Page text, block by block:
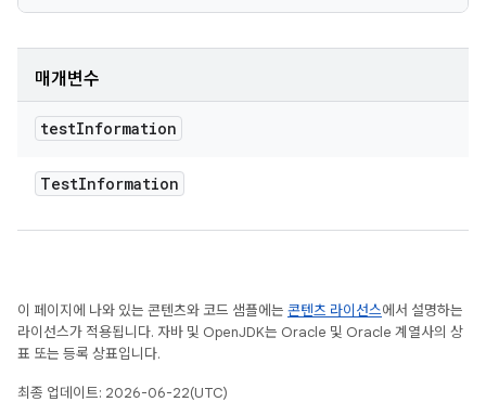
매개변수
testInformation
TestInformation
이 페이지에 나와 있는 콘텐츠와 코드 샘플에는 콘텐츠 라이선스에서 설명하는
라이선스가 적용됩니다. 자바 및 OpenJDK는 Oracle 및 Oracle 계열사의 상
표 또는 등록 상표입니다.
최종 업데이트: 2026-06-22(UTC)